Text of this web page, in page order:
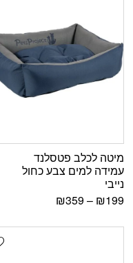
מיטה לכלב פטסלנד
עמידה למים צבע כחול
נייבי
₪199
–
₪359